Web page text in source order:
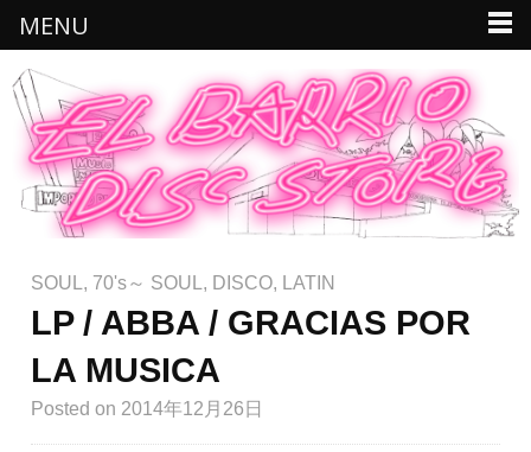
SOUL , 70's～ SOUL , DISCO, LATIN
LP / ABBA / GRACIAS POR
LA MUSICA
Posted on 2014年12月26日
MENU